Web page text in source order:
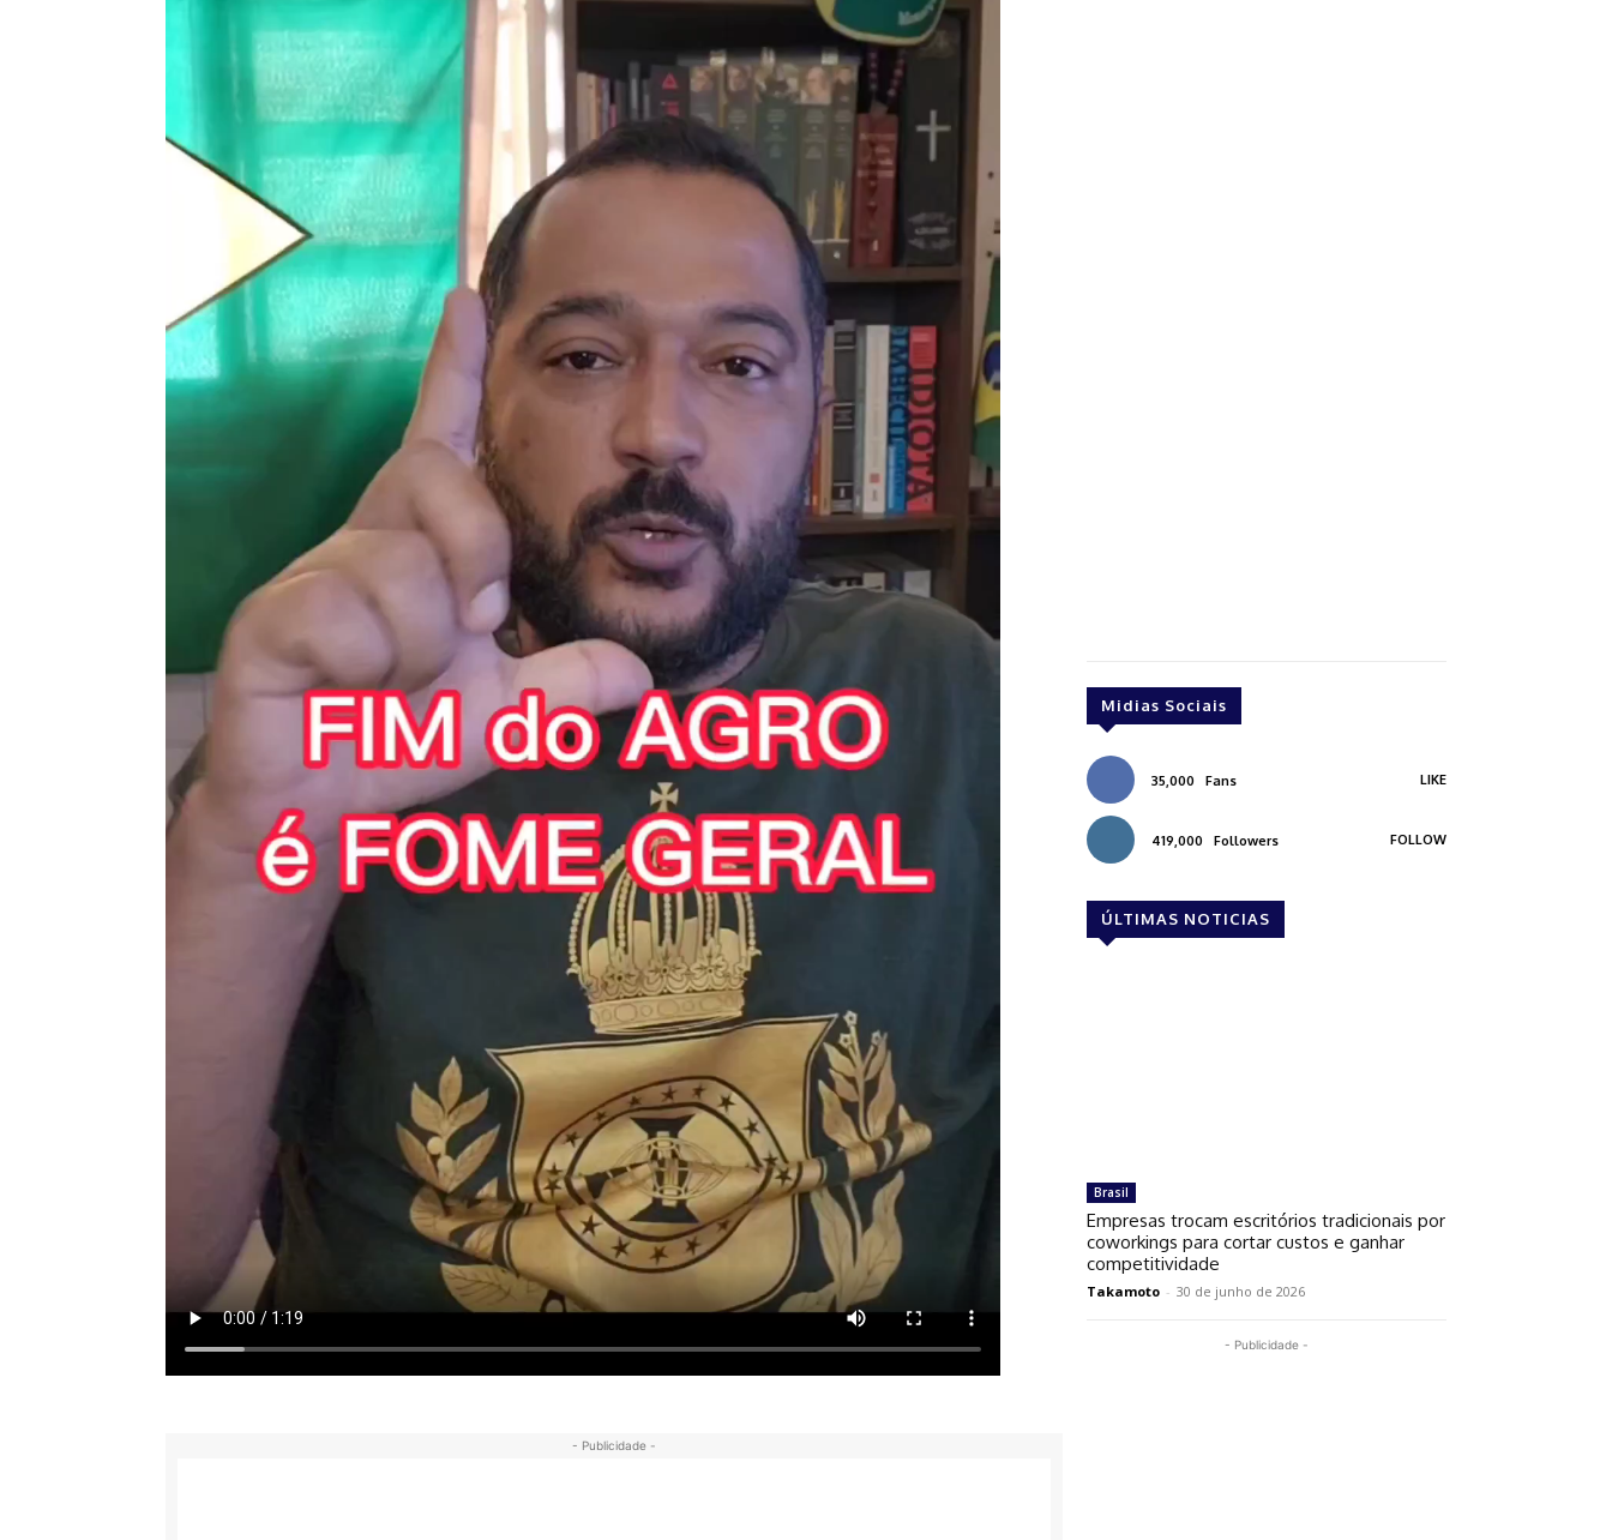
- Publicidade -
Midias Sociais
35,000 Fans LIKE
419,000 Followers FOLLOW
ÚLTIMAS NOTICIAS
Brasil
Empresas trocam escritórios tradicionais por
coworkings para cortar custos e ganhar
competitividade
Takamoto - 30 de junho de 2026
- Publicidade -